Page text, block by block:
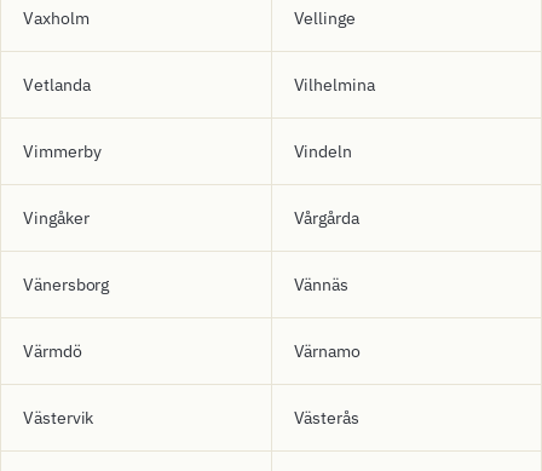
Vaxholm Vellinge
Vetlanda Vilhelmina
Vimmerby Vindeln
Vingåker Vårgårda
Vänersborg Vännäs
Värmdö Värnamo
Västervik Västerås